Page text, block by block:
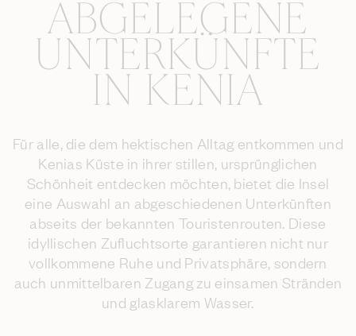
ABGELEGENE
UNTERKÜNFTE
IN KENIA
Für alle, die dem hektischen Alltag entkommen und
Kenias Küste in ihrer stillen, ursprünglichen
Schönheit entdecken möchten, bietet die Insel
eine Auswahl an abgeschiedenen Unterkünften
abseits der bekannten Touristenrouten. Diese
idyllischen Zufluchtsorte garantieren nicht nur
vollkommene Ruhe und Privatsphäre, sondern
auch unmittelbaren Zugang zu einsamen Stränden
und glasklarem Wasser.